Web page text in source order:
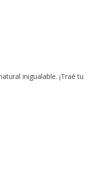
inigualable. ¡Traé tu